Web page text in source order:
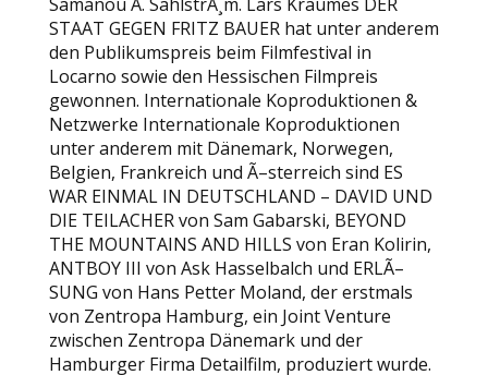
STAAT GEGEN FRITZ BAUER hat unter anderem
den Publikumspreis beim Filmfestival in
Locarno sowie den Hessischen Filmpreis
gewonnen. Internationale Koproduktionen &
Netzwerke Internationale Koproduktionen
unter anderem mit Dänemark, Norwegen,
Belgien, Frankreich und Ã–sterreich sind ES
WAR EINMAL IN DEUTSCHLAND – DAVID UND
DIE TEILACHER von Sam Gabarski, BEYOND
THE MOUNTAINS AND HILLS von Eran Kolirin,
ANTBOY III von Ask Hasselbalch und ERLÃ–
SUNG von Hans Petter Moland, der erstmals
von Zentropa Hamburg, ein Joint Venture
zwischen Zentropa Dänemark und der
Hamburger Firma Detailfilm, produziert wurde.